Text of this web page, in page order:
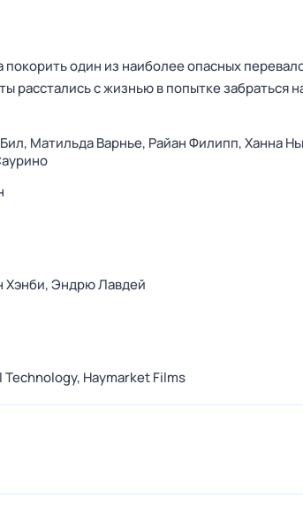
один из наиболее опасных
расстались с жизнью в попытке забраться
Матильда Варнье, Райан Филипп,Ханна
Хэнби,Эндрю Лавдей
Technology, Haymarket Films